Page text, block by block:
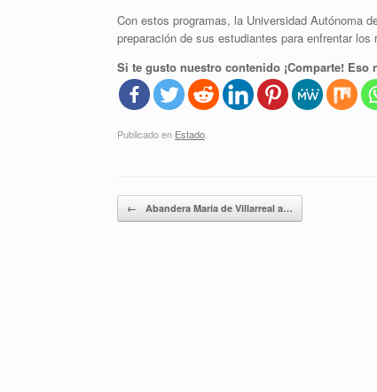
Con estos programas, la Universidad Autónoma
preparación de sus estudiantes para enfrentar los
Si te gusto nuestro contenido ¡Comparte! Eso
Publicado en Estado
Navegador de artículos
← Abandera María de Villarreal a…